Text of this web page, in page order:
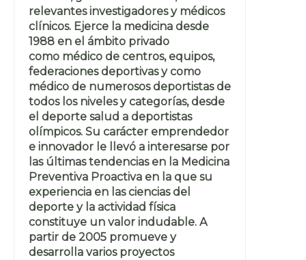
relevantes investigadores y médicos
clínicos. Ejerce la medicina desde
1988 en el ámbito privado
como médico de centros, equipos,
federaciones deportivas y como
médico de numerosos deportistas de
todos los niveles y categorías, desde
el deporte salud a deportistas
olímpicos. Su carácter emprendedor
e innovador le llevó a interesarse por
las últimas tendencias en la Medicina
Preventiva Proactiva en la que su
experiencia en las ciencias del
deporte y la actividad física
constituye un valor indudable. A
partir de 2005 promueve y
desarrolla varios proyectos